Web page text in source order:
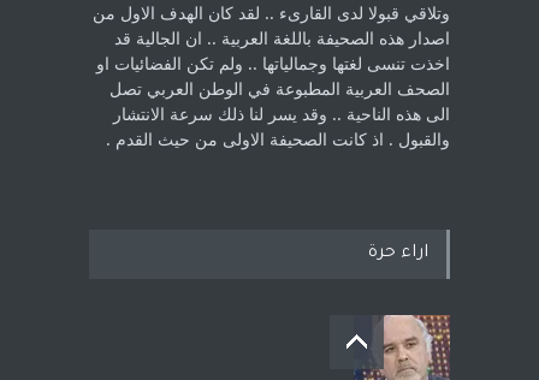
‏وتلاقي قبولا لدى القارىء ..‏ لقد كان الهدف الاول من
اصدار هذه الصحيفة باللغة العربية .. ان الجالية قد
اخذت ‏تنسى لغتها وجمالياتها .. ولم تكن الفضائيات او
الصحف العربية المطبوعة في الوطن ‏العربي تصل
الى هذه الناحية .. وقد يسر لنا ذلك سرعة الانتشار
والقبول . اذ كانت ‏الصحيفة الاولى من حيث القدم . ‏
اراء حرة